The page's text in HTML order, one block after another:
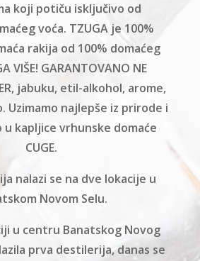
koji potiču isključivo od
voća. TZUGA je 100%
rakija od 100% domaćeg
VIŠE! GARANTOVANO NE
jabuku, etil-alkohol, arome,
Uzimamo najlepše iz prirode i
kapljice vrhunske domaće
CUGE.
nalazi se na dve lokacije u
Novom Selu.
u centru Banatskog Novog
prva destilerija, danas se